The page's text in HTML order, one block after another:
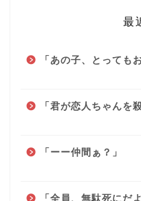
最
「あの子、とっても
「君が恋人ちゃんを
「ーー仲間ぁ？」
「全員、無駄死にだよ